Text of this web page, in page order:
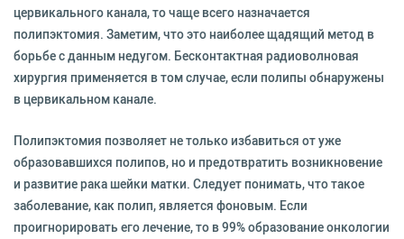
цервикального канала, то чаще всего назначается
полипэктомия. Заметим, что это наиболее щадящий метод в
борьбе с данным недугом. Бесконтактная радиоволновая
хирургия применяется в том случае, если полипы обнаружены
в цервикальном канале.
Полипэктомия позволяет не только избавиться от уже
образовавшихся полипов, но и предотвратить возникновение
и развитие рака шейки матки. Следует понимать, что такое
заболевание, как полип, является фоновым. Если
проигнорировать его лечение, то в 99% образование онкологии